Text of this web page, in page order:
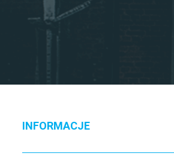
INFORMACJE